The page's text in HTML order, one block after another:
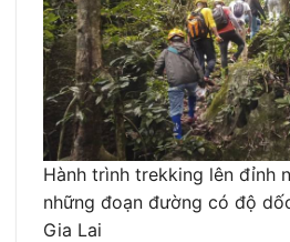
Hành trình trekking lên đỉnh
những đoạn đường có độ
Gia Lai